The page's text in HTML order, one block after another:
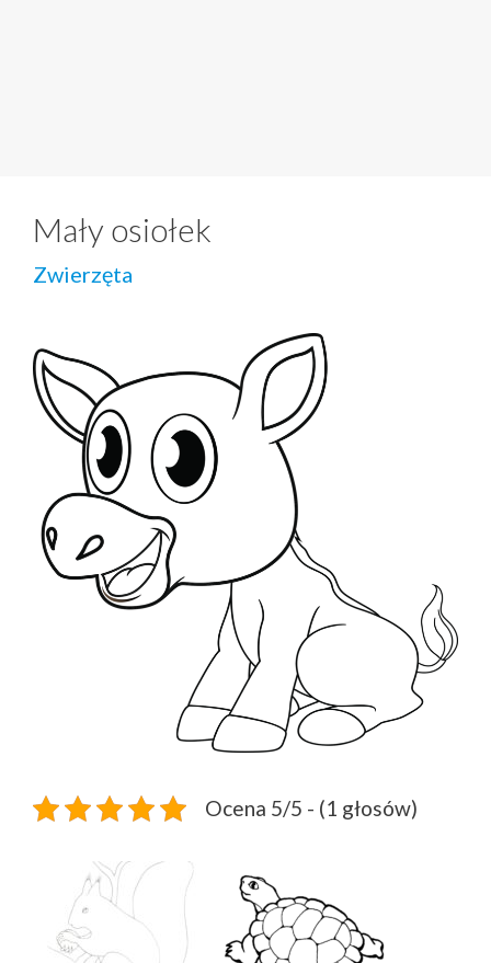
Mały osiołek
Zwierzęta
Ocena 5/5 - (1 głosów)